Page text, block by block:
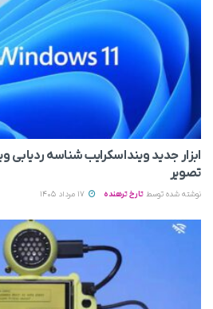
ابزار جدید وینداسکرایب شناسه ردیابی
تصویر
نوشته شده توسط تارخ ترهنده